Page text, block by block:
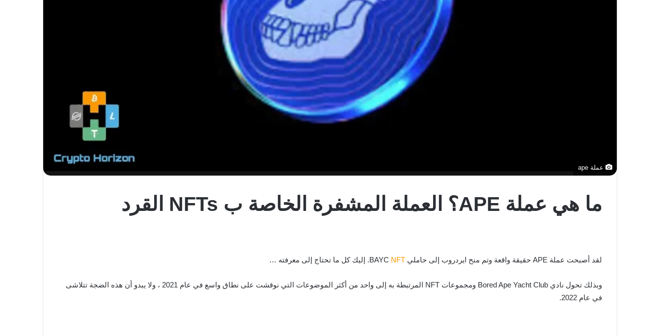
عملة ape
ما هي عملة APE؟ العملة المشفرة الخاصة ب NFTs القرد
لقد أصبحت عملة APE حقيقة واقعة وتم منح ايردروب إلى حاملي BAYC NFT . إليك كل ما تحتاج إلى معرفته …
وبذلك تحول نادي Bored Ape Yacht Club ومجموعات NFT المرتبطة به إلى واحد من أكثر الموضوعات التي نوقشت على نطاق واسع في عام 2021 ، ولا يبدو أن هذه الضجة تتلاشى
في عام 2022.